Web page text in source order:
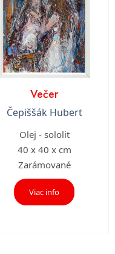
Večer
Čepiššák Hubert
Olej - sololit
40 x 40 x cm
Zarámované
Viac info